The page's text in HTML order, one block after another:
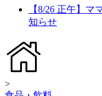
【8/26 正午】マ
知らせ
>